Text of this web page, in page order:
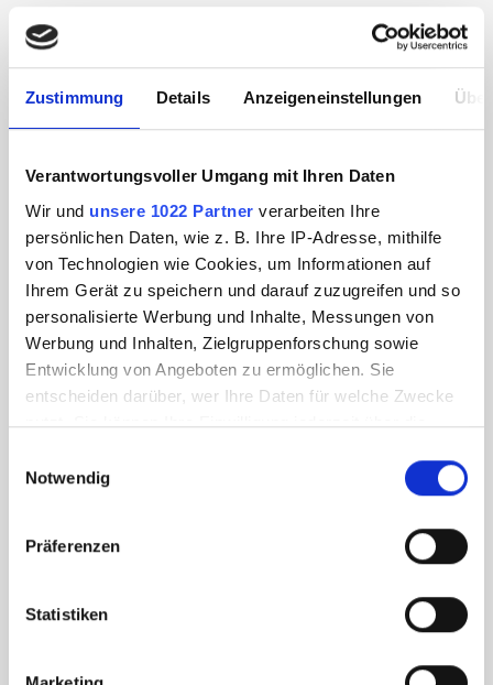
Zustimmung Details Anzeigeneinstellungen
Verantwortungsvoller Umgang mit Ihren Daten
Wir und unsere 1022 Partner verarbeiten Ihre
persönlichen Daten, wie z. B. Ihre IP-Adresse, mithilfe
von Technologien wie Cookies, um Informationen auf
Ihrem Gerät zu speichern und darauf zuzugreifen und so
personalisierte Werbung und Inhalte, Messungen von
Werbung und Inhalten, Zielgruppenforschung sowie
Entwicklung von Angeboten zu ermöglichen. Sie
entscheiden darüber, wer Ihre Daten für welche Zwecke
nutzt. Sie können Ihre Einwilligung jederzeit über die
Trigger Symbol ändern oder widerrufen
Informationen über Ihre geografische Lage
können
bestimmten Merkmalen (Fingerprinting) identifizieren
Notwendig
Präferenzen
Statistiken